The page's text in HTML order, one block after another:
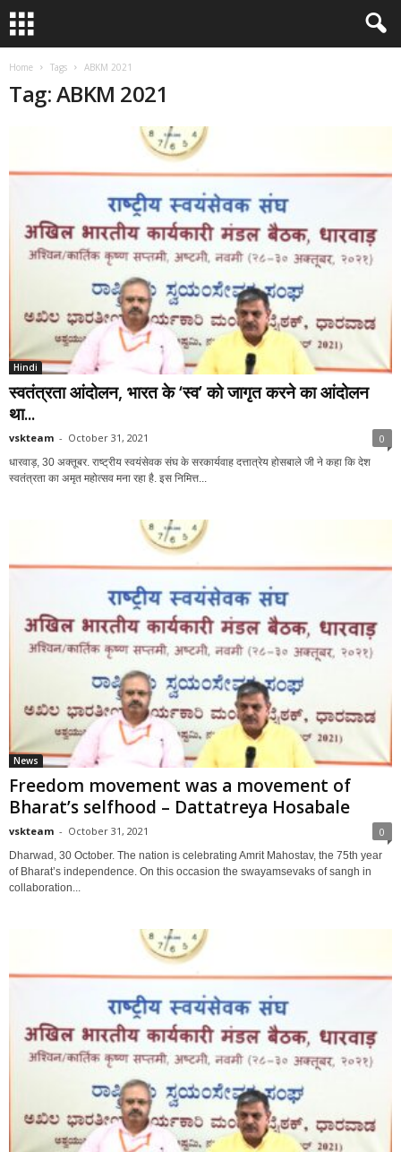
Home Tags ABKM 2021
Tag: ABKM 2021
Hindi
स्वतंत्रता आंदोलन, भारत के ‘स्व’ को जागृत करने का आंदोलन
था...
vskteam - October 31, 2021 0
धारवाड़, 30 अक्तूबर. राष्ट्रीय स्वयंसेवक संघ के सरकार्यवाह दत्तात्रेय होसबाले जी ने कहा कि देश
स्वतंत्रता का अमृत महोत्सव मना रहा है. इस निमित्त...
News
Freedom movement was a movement of
Bharat’s selfhood – Dattatreya Hosabale
vskteam - October 31, 2021 0
Dharwad, 30 October. The nation is celebrating Amrit Mahostav, the 75th year
of Bharat’s independence. On this occasion the swayamsevaks of sangh in
collaboration...